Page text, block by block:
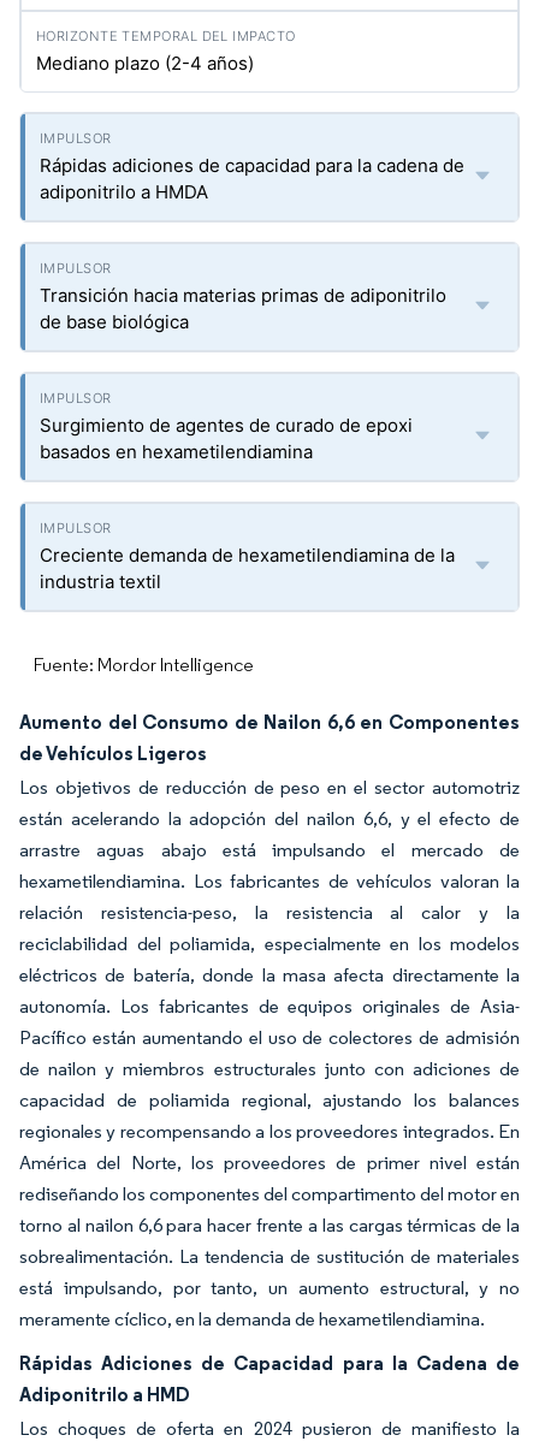
Mediano plazo (2-4 años)
Rápidas adiciones de capacidad para la cadena de
adiponitrilo a HMDA
Transición hacia materias primas de adiponitrilo
de base biológica
Surgimiento de agentes de curado de epoxi
basados en hexametilendiamina
Creciente demanda de hexametilendiamina de la
industria textil
Fuente: Mordor Intelligence
Aumento del Consumo de Nailon 6,6 en Componentes
de Vehículos Ligeros
Los objetivos de reducción de peso en el sector automotriz
están acelerando la adopción del nailon 6,6, y el efecto de
arrastre aguas abajo está impulsando el mercado de
hexametilendiamina. Los fabricantes de vehículos valoran la
relación resistencia-peso, la resistencia al calor y la
reciclabilidad del poliamida, especialmente en los modelos
eléctricos de batería, donde la masa afecta directamente la
autonomía. Los fabricantes de equipos originales de Asia-
Pacífico están aumentando el uso de colectores de admisión
de nailon y miembros estructurales junto con adiciones de
capacidad de poliamida regional, ajustando los balances
regionales y recompensando a los proveedores integrados. En
América del Norte, los proveedores de primer nivel están
rediseñando los componentes del compartimento del motor en
torno al nailon 6,6 para hacer frente a las cargas térmicas de la
sobrealimentación. La tendencia de sustitución de materiales
está impulsando, por tanto, un aumento estructural, y no
meramente cíclico, en la demanda de hexametilendiamina.
Rápidas Adiciones de Capacidad para la Cadena de
Adiponitrilo a HMD
Los choques de oferta en 2024 pusieron de manifiesto la